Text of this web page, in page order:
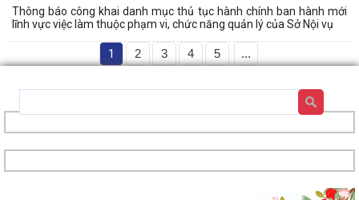
Thông báo công khai danh mục thủ tục hành chính ban hành mới
lĩnh vực việc làm thuộc phạm vi, chức năng quản lý của Sở Nội vụ
1 2 3 4 5 ...